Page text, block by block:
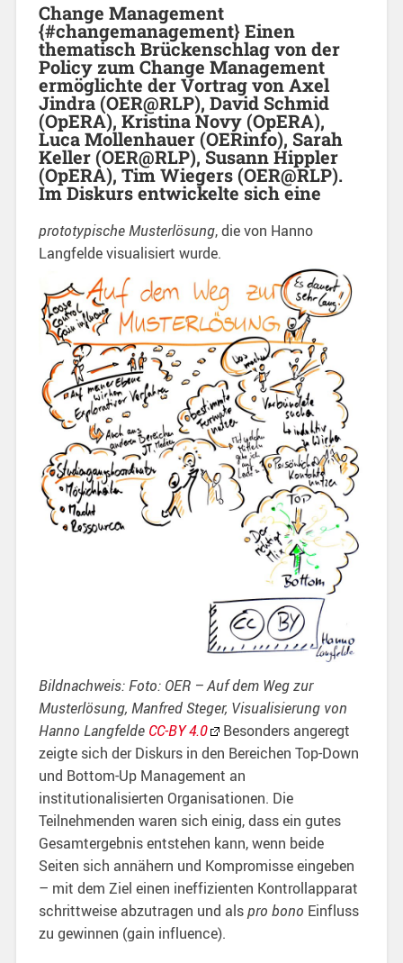
Change Management
{#changemanagement} Einen
thematisch Brückenschlag von der
Policy zum Change Management
ermöglichte der Vortrag von Axel
Jindra (OER@RLP), David Schmid
(OpERA), Kristina Novy (OpERA),
Luca Mollenhauer (OERinfo), Sarah
Keller (OER@RLP), Susann Hippler
(OpERA), Tim Wiegers (OER@RLP).
Im Diskurs entwickelte sich eine
prototypische Musterlösung, die von Hanno
Langfelde visualisiert wurde.
Bildnachweis: Foto: OER – Auf dem Weg zur
Musterlösung, Manfred Steger, Visualisierung von
Hanno Langfelde CC-BY 4.0
Besonders angeregt
zeigte sich der Diskurs in den Bereichen Top-Down
und Bottom-Up Management an
institutionalisierten Organisationen. Die
Teilnehmenden waren sich einig, dass ein gutes
Gesamtergebnis entstehen kann, wenn beide
Seiten sich annähern und Kompromisse eingeben
– mit dem Ziel einen ineffizienten Kontrollapparat
schrittweise abzutragen und alspro bono Einfluss
zu gewinnen (gain influence).